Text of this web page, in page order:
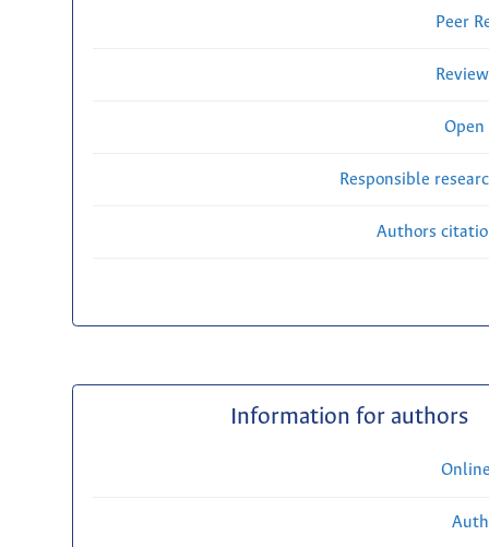
Peer
Open
Responsible
Authors
Information for authors